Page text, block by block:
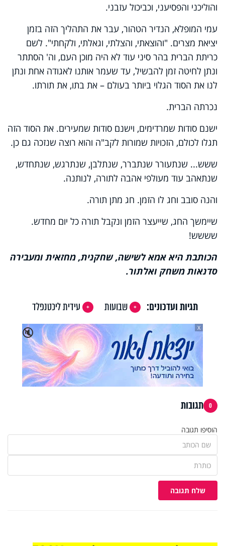
והוליכני והפסיעני, וכביכול עזבני.
עמי המופלא, הנדיר הטהור, עבר את התהליך הזה בזמן
יציאת מצרים. "והוצאתי, והצלתי, וגאלתי, ולקחתי". לשם
כריתת הברית בהר סיני עוד לא היה מוכן העם, וה' הסתתר
ונתן לחיטה זמן להבשיל, עד שעמר אותנו לאגודה אחת ונתן
לנו את הסוד הגלוי ביותר בעולם – את בתו, את תורתו.
נכרתה הברית.
ישנם סודות שמרדימים, וישנם סודות שמעירים. את הסוד הזה
תגלו לכולם, הזכויות שמורות לקב"ה והוא רוצה שנזכה גם כן.
ששש... שנתעורר שנתברר, שנתלבן, שנתרגש, שנתחדש,
שנתאהב עוד מעולפי אהבה לתורה, לנותנה.
והנה סובב וחג לו הזמן. חג מתן תורה.
שיימשך החג, שייעצר הזמן ונקבל תורה כל יום מחדש.
שששש!
הכותבת היא אמא לשישה, שחקנית, מחזאית ומעבירה
סדנאות משחק ואלתור.
תגיות ועדכונים: שבועות
עידית ליכטנפלד
🔇
X
0 תגובות
הוסיפו תגובה
שלח תגובה